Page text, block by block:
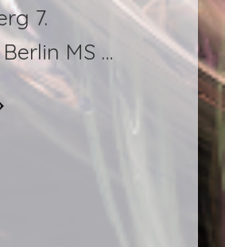
7.
MS …